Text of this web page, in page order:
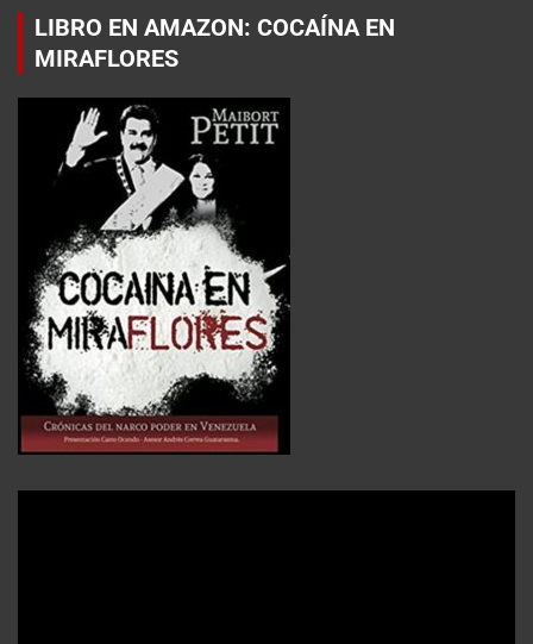
LIBRO EN AMAZON: COCAÍNA EN
MIRAFLORES